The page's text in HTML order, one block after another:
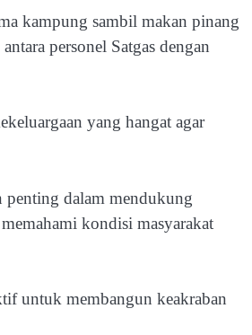
kampung sambil makan pinang
personel Satgas dengan
yang hangat agar
penting dalam mendukung
kondisi masyarakat
untuk membangun keakraban